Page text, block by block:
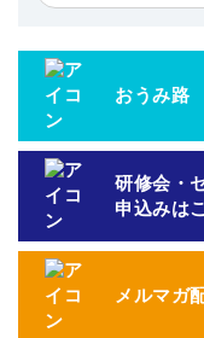
おうみ路
研修会・
申込みは
メルマガ